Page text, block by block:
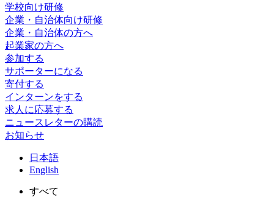
学校向け研修
企業・自治体向け研修
企業・自治体の方へ
起業家の方へ
参加する
サポーターになる
寄付する
インターンをする
求人に応募する
ニュースレターの購読
お知らせ
日 本語
English
すべて